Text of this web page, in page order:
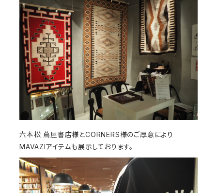
六本松 蔦屋書店様とCORNERS様のご厚意により
MAVAZIアイテムも展示しております。